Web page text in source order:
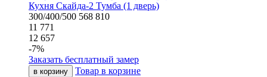
Кухня Скайда-2 Тумба (1 дверь)
300/400/500 568 810
11 771
12 657
-7%
Заказать бесплатный замер
в корзину Товар в корзине